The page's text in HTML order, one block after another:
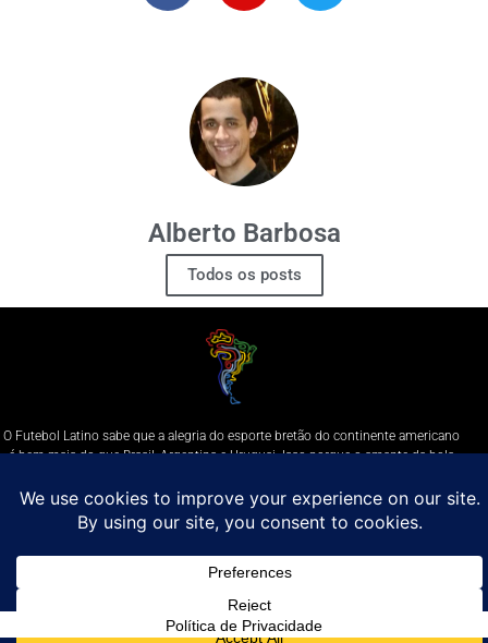
Alberto Barbosa
Todos os posts
O Futebol Latino sabe que a alegria do esporte bretão do continente americano
é bem mais do que Brasil, Argentina e Uruguai. Isso porque o amante da bola
Peruano, com a mesma seriedade e com a mesma paixão.Leia Mais
Entre em contato conosco: comercial@futebolatino.com.br
Política de Privacidade